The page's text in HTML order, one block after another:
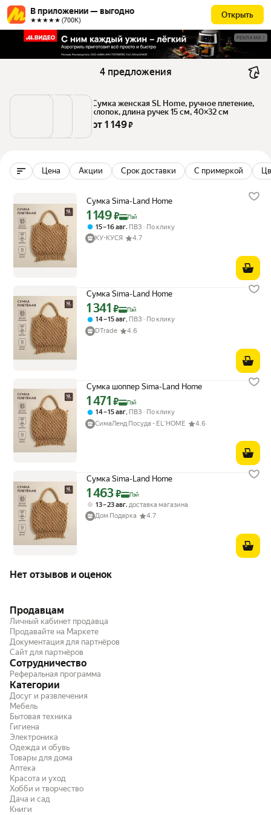
В приложении — выгодно
★★★★★ (700К)
Открыть
РЕКЛАМА
4 предложения
Сумка женская SL Home, ручное плетение,
хлопок, длина ручек 15 см, 40×32 см
от 1 149 ₽
Цена Акции Срок доставки С примеркой
Сумка Sima-Land Home
Цена с картой Яндекс Пэй 1149 ₽ вместо
1 149₽ Пэй
15 – 16 авг, ПВЗ
По клику
КУ-КУСЯ
4.7
Сумка Sima-Land Home
Цена с картой Яндекс Пэй 1341 ₽ вместо
1 341 ₽ Пэй
14 – 15 авг, ПВЗ
По клику
DTrade
4.6
Сумка шоппер Sima-Land Home
Цена с картой Яндекс Пэй 1471 ₽ вместо
1 471 ₽ Пэй
14 – 15 авг ПВЗ
По клику
СимаЛенд Посуда - EL'HOME
4.6
Сумка Sima-Land Home
Цена с картой Яндекс Пэй 1463 ₽ вместо
1 463₽ Пэй
13 – 23 авг, доставка магазина
Дом Подарка
4.7
Нет отзывов и оценок
Продавцам
Личный кабинет продавца
Продавайте на Маркете
Документация для партнёров
Сайт для партнёров
Сотрудничество
Реферальная программа
Категории
Досуг и развлечения
Мебель
Бытовая техника
Гигиена
Электроника
Одежда и обувь
Товары для дома
Аптека
Красота и уход
Хобби и творчество
Дача и сад
Книги